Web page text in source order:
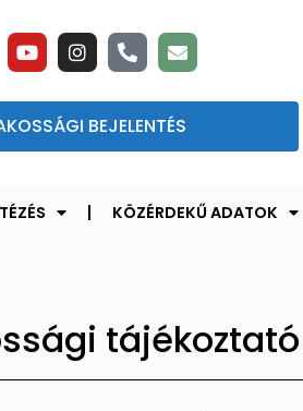
BEJELENTÉS
KÖZÉRDEKŰ ADATOK